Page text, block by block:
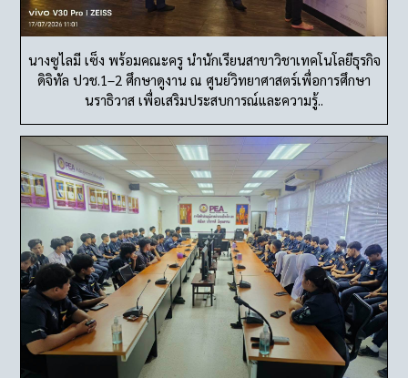
นางซูไลมี เซ็ง พร้อมคณะครู นำนักเรียนสาขาวิชาเทคโนโลยีธุรกิจ
ดิจิทัล ปวช.1–2 ศึกษาดูงาน ณ ศูนย์วิทยาศาสตร์เพื่อการศึกษา
นราธิวาส เพื่อเสริมประสบการณ์และความรู้..